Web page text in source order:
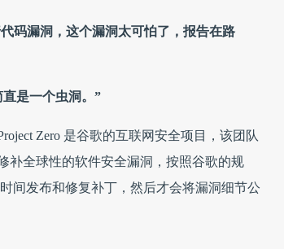
码漏洞，这个漏洞太可怕了，报告在路
是一个虫洞。”
Zero 是谷歌的互联网安全项目，该团队
补全球性的软件安全漏洞，按照谷歌的规
间发布和修复补丁，然后才会将漏洞细节公